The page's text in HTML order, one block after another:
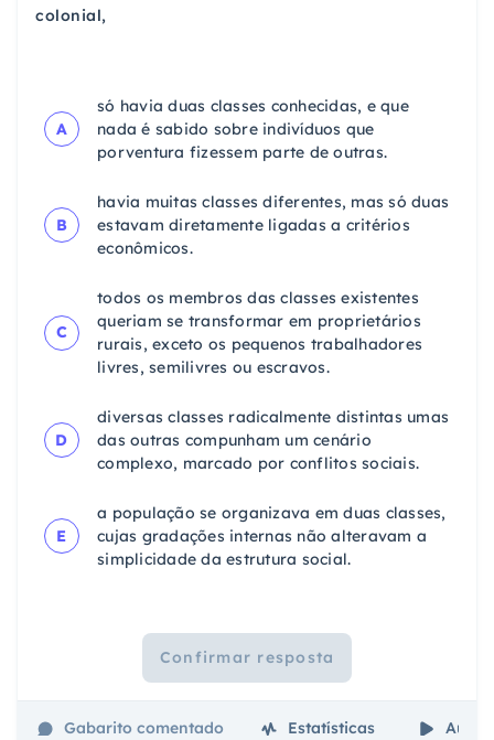
colonial,
A
só havia duas classes conhecidas, e que
nada é sabido sobre indivíduos que
porventura fizessem parte de outras.
B
havia muitas classes diferentes, mas só duas
estavam diretamente ligadas a critérios
econômicos.
C
todos os membros das classes existentes
queriam se transformar em proprietários
rurais, exceto os pequenos trabalhadores
livres, semilivres ou escravos.
D
diversas classes radicalmente distintas umas
das outras compunham um cenário
complexo, marcado por conflitos sociais.
E
a população se organizava em duas classes,
cujas gradações internas não alteravam a
simplicidade da estrutura social.
Confirmar resposta
Gabarito comentado Estatísticas Aulas